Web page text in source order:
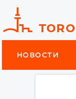
НОВОСТИ